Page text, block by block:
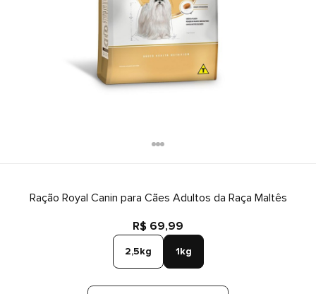
Ração Royal Canin para Cães Adultos da Raça Maltês
R$ 69,99
2,5kg 1kg